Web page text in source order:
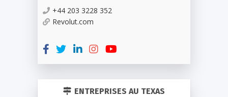
+44 203 3228 352
Revolut.com
ENTREPRISES AU TEXAS